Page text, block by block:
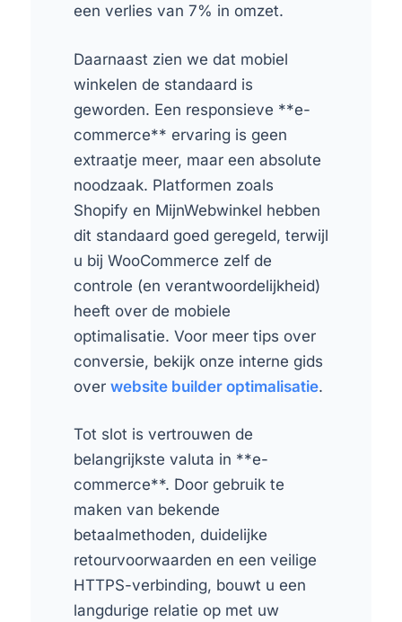
een verlies van 7% in omzet.
Daarnaast zien we dat mobiel
winkelen de standaard is
geworden. Een responsieve **e-
commerce** ervaring is geen
extraatje meer, maar een absolute
noodzaak. Platformen zoals
Shopify en MijnWebwinkel hebben
dit standaard goed geregeld, terwijl
u bij WooCommerce zelf de
controle (en verantwoordelijkheid)
heeft over de mobiele
optimalisatie. Voor meer tips over
conversie, bekijk onze interne gids
over website builder optimalisatie.
Tot slot is vertrouwen de
belangrijkste valuta in **e-
commerce**. Door gebruik te
maken van bekende
betaalmethoden, duidelijke
retourvoorwaarden en een veilige
HTTPS-verbinding, bouwt u een
langdurige relatie op met uw